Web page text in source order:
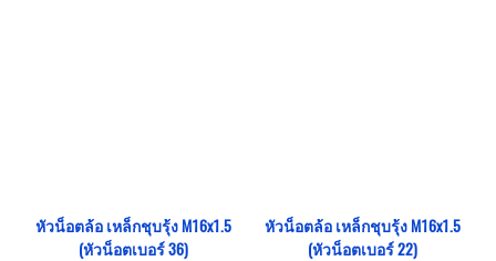
หัวน็อตล้อ เหล็กชุบรุ้ง M16x1.5
(หัวน็อตเบอร์ 36)
หัวน็อตล้อ เหล็กชุบรุ้ง M16x1.5
(หัวน็อตเบอร์ 22)